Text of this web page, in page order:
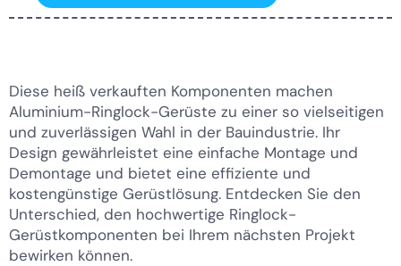
Diese heiß verkauften Komponenten machen
Aluminium-Ringlock-Gerüste zu einer so vielseitigen
und zuverlässigen Wahl in der Bauindustrie. Ihr
Design gewährleistet eine einfache Montage und
Demontage und bietet eine effiziente und
kostengünstige Gerüstlösung. Entdecken Sie den
Unterschied, den hochwertige Ringlock-
Gerüstkomponenten bei Ihrem nächsten Projekt
bewirken können.